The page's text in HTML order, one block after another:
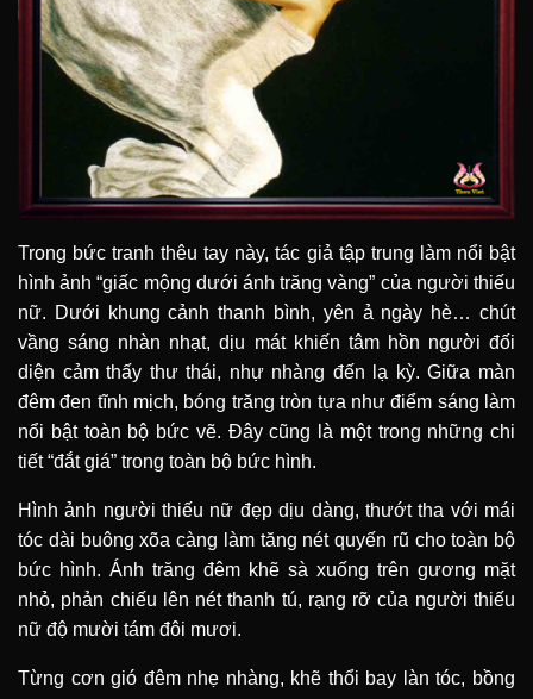
Trong bức tranh thêu tay này, tác giả tập trung làm nổi bật
hình ảnh “giấc mộng dưới ánh trăng vàng” của người thiếu
nữ. Dưới khung cảnh thanh bình, yên ả ngày hè… chút
vầng sáng nhàn nhạt, dịu mát khiến tâm hồn người đối
diện cảm thấy thư thái, nhự nhàng đến lạ kỳ. Giữa màn
đêm đen tĩnh mịch, bóng trăng tròn tựa như điểm sáng làm
nổi bật toàn bộ bức vẽ. Đây cũng là một trong những chi
tiết “đắt giá” trong toàn bộ bức hình.
Hình ảnh người thiếu nữ đẹp dịu dàng, thướt tha với mái
tóc dài buông xõa càng làm tăng nét quyến rũ cho toàn bộ
bức hình. Ánh trăng đêm khẽ sà xuống trên gương mặt
nhỏ, phản chiếu lên nét thanh tú, rạng rỡ của người thiếu
nữ độ mười tám đôi mươi.
Từng cơn gió đêm nhẹ nhàng, khẽ thổi bay làn tóc, bồng